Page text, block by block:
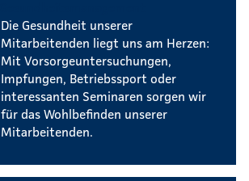
Die Gesundheit unserer
Mitarbeitenden liegt uns am Herzen:
Mit Vorsorgeuntersuchungen,
Impfungen, Betriebssport oder
interessanten Seminaren sorgen wir
für das Wohlbefinden unserer
Mitarbeitenden.